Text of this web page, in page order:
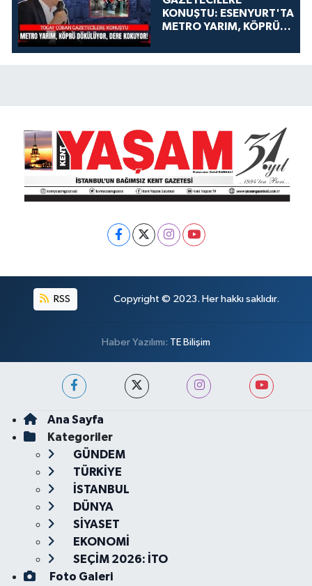
KONUŞTU: ESENYURT'TA
METRO YARIM, KÖPRÜ
KOKUYOR!
RSS Copyright © 2023. Her hakkı saklıdır.
Haber Yazılımı: TE Bilişim
Ana Sayfa
Kategoriler
GÜNDEM
TÜRKİYE
İSTANBUL
DÜNYA
SİYASET
EKONOMİ
SEÇİM 2026: İTO
Foto Galeri